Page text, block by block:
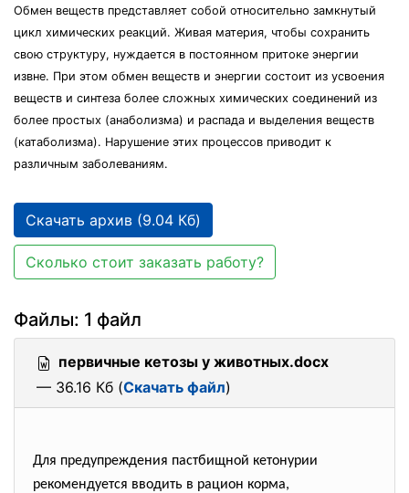
Обмен веществ представляет собой относительно замкнутый
цикл химических реакций. Живая материя, чтобы сохранить
свою структуру, нуждается в постоянном притоке энергии
извне. При этом обмен веществ и энергии состоит из усвоения
веществ и синтеза более сложных химических соединений из
более простых (анаболизма) и распада и выделения веществ
(катаболизма). Нарушение этих процессов приводит к
различным заболеваниям.
Скачать архив (9.04 Кб)
Сколько стоит заказать работу?
Файлы: 1 файл
первичные кетозы у животных.docx
— 36.16 Кб (Скачать файл)
Для предупреждения пастбищной кетонурии
рекомендуется вводить в рацион корма,